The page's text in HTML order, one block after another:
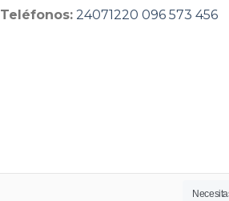
Teléfonos: 24071220 096 573 456